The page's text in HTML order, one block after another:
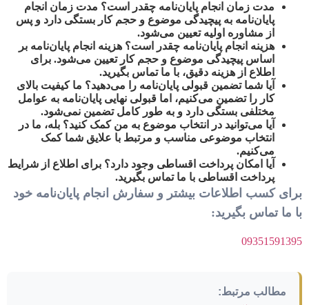
مدت زمان انجام پایان‌نامه چقدر است؟ مدت زمان انجام
پایان‌نامه به پیچیدگی موضوع و حجم کار بستگی دارد و پس
از مشاوره اولیه تعیین می‌شود.
هزینه انجام پایان‌نامه چقدر است؟ هزینه انجام پایان‌نامه بر
اساس پیچیدگی موضوع و حجم کار تعیین می‌شود. برای
اطلاع از هزینه دقیق، با ما تماس بگیرید.
آیا شما تضمین قبولی پایان‌نامه را می‌دهید؟ ما کیفیت بالای
کار را تضمین می‌کنیم، اما قبولی نهایی پایان‌نامه به عوامل
مختلفی بستگی دارد و به طور کامل تضمین نمی‌شود.
آیا می‌توانید در انتخاب موضوع به من کمک کنید؟ بله، ما در
انتخاب موضوعی مناسب و مرتبط با علایق شما کمک
می‌کنیم.
آیا امکان پرداخت اقساطی وجود دارد؟ برای اطلاع از شرایط
پرداخت اقساطی با ما تماس بگیرید.
برای کسب اطلاعات بیشتر و سفارش انجام پایان‌نامه خود
با ما تماس بگیرید:
09351591395
مطالب مرتبط: